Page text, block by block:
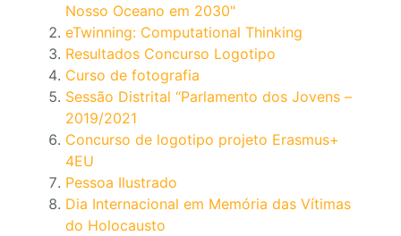
Nosso Oceano em 2030"
eTwinning: Computational Thinking
Resultados Concurso Logotipo
Curso de fotografia
Sessão Distrital “Parlamento dos Jovens –
2019/2021
Concurso de logotipo projeto Erasmus+
4EU
Pessoa Ilustrado
Dia Internacional em Memória das Vítimas
do Holocausto